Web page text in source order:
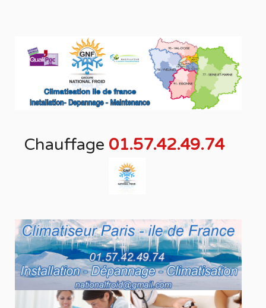
Chauffage 01.57.42.49.74